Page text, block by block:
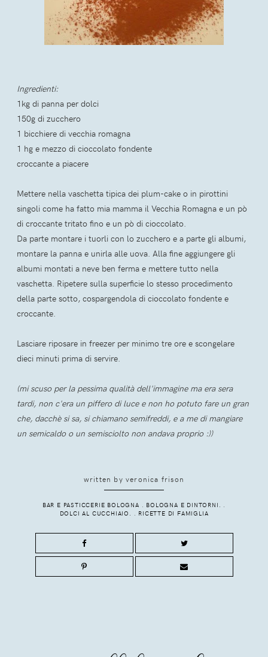
Ingredienti:
1kg di panna per dolci
150g di zucchero
1 bicchiere di vecchia romagna
1 hg e mezzo di cioccolato fondente
croccante a piacere
Mettere nella vaschetta tipica dei plum-cake o in pirottini
singoli come ha fatto mia mamma il Vecchia Romagna e un pò
di croccante tritato fino e un pò di cioccolato.
Da parte montare i tuorli con lo zucchero e a parte gli albumi,
montare la panna e unirla alle uova. Alla fine aggiungere gli
albumi montati a neve ben ferma e mettere tutto nella
vaschetta. Ripetere sulla superficie lo stesso procedimento
della parte sotto, cospargendola di cioccolato fondente e
croccante.
Lasciare riposare in freezer per minimo tre ore e scongelare
dieci minuti prima di servire.
(mi scuso per la pessima qualità dell'immagine ma era sera
tardi, non c'era un piffero di luce e non ho potuto fare un gran
che, dacchè si sa, si chiamano semifreddi, e a me di mangiare
un semicaldo o un semisciolto non andava proprio :))
written byveronica frison
BAR E PASTICCERIE BOLOGNA . BOLOGNA E DINTORNI. .
DOLCI AL CUCCHIAIO. . RICETTE DI FAMIGLIA